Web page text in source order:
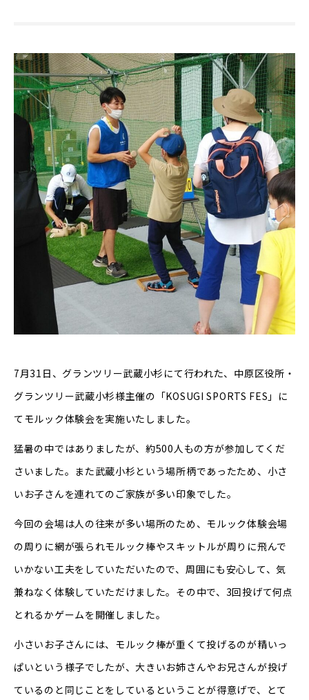
7月31日、グランツリー武蔵小杉にて行われた、中原区役所・
グランツリー武蔵小杉様主催の「KOSUGI SPORTS FES」に
てモルック体験会を実施いたしました。
猛暑の中ではありましたが、約500人もの方が参加してくだ
さいました。また武蔵小杉という場所柄であったため、小さ
いお子さんを連れてのご家族が多い印象でした。
今回の会場は人の往来が多い場所のため、モルック体験会場
の周りに網が張られモルック棒やスキットルが周りに飛んで
いかない工夫をしていただいたので、周囲にも安心して、気
兼ねなく体験していただけました。その中で、3回投げて何点
とれるかゲームを開催しました。
小さいお子さんには、モルック棒が重くて投げるのが精いっ
ぱいという様子でしたが、大きいお姉さんやお兄さんが投げ
ているのと同じことをしているということが得意げで、とて